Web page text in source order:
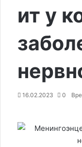
ит у
16.02.2023 0